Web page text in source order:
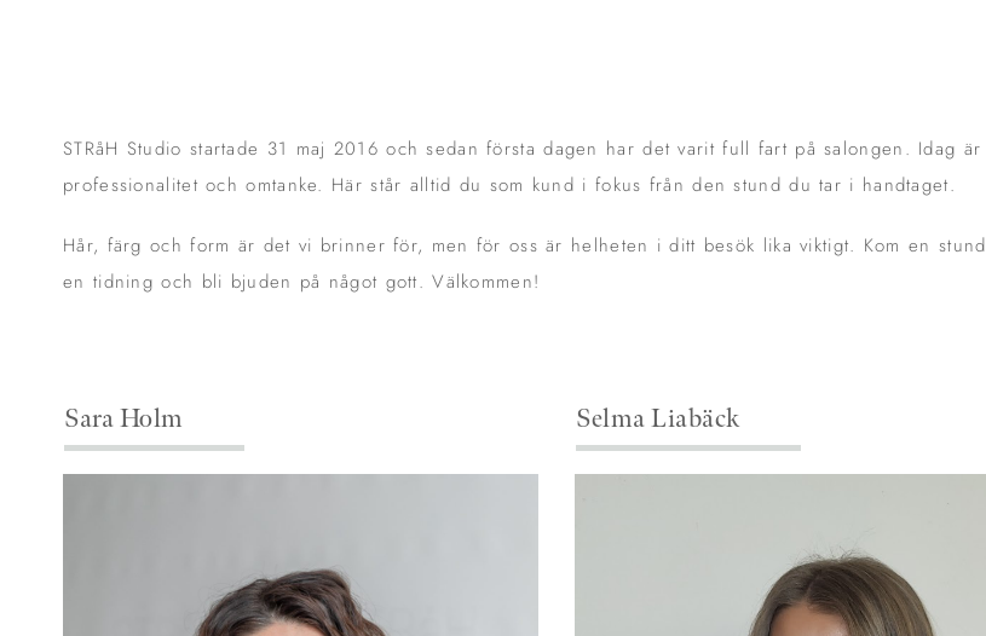
STRåH Studio startade 31 maj 2016 och sedan första dagen har det varit full fart på salongen. Idag
professionalitet och omtanke. Här står alltid du som kund i fokus från den stund du tar i handtaget.
Hår, färg och form är det vi brinner för, men för oss är helheten i ditt besök lika viktigt. Kom en
en tidning och bli bjuden på något gott. Välkommen!
Sara Holm Selma Liabäck